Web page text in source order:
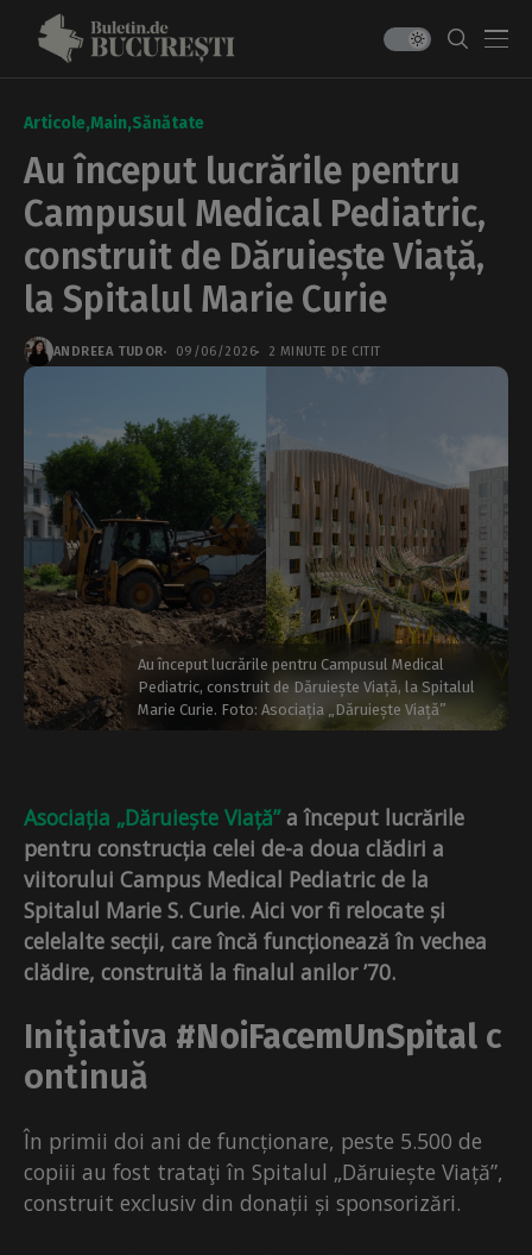
Articole Main Sănătate
Au început lucrările pentru
Campusul Medical Pediatric,
construit de Dăruiește Viață,
la Spitalul Marie Curie
ANDREEA TUDOR 09/06/2026 2 MINUTE DE CITIT
Au început lucrările pentru Campusul Medical
Pediatric, construit de Dăruiește Viață, la Spitalul
Marie Curie. Foto: Asociația „Dăruiește Viață”
Asociația „Dăruiește Viață”a început lucrările
pentru construcția celei de-a doua clădiri a
viitorului Campus Medical Pediatric de la
Spitalul Marie S. Curie. Aici vor fi relocate și
celelalte secții, care încă funcționează în vechea
clădire, construită la finalul anilor ’70.
Iniţiativa #NoiFacemUnSpital c
ontinuă
În primii doi ani de funcționare, peste 5.500 de
copiii au fost trataţi în Spitalul „Dăruiește Viață”,
construit exclusiv din donații și sponsorizări.